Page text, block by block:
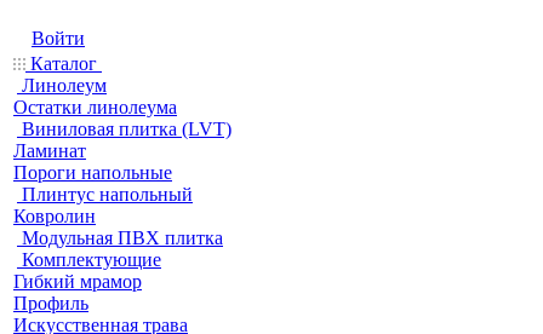
Войти
Каталог
Линолеум
Остатки линолеума
Виниловая плитка (LVT)
Ламинат
Пороги напольные
Плинтус напольный
Ковролин
Модульная ПВХ плитка
Комплектующие
Гибкий мрамор
Профиль
Искусственная трава